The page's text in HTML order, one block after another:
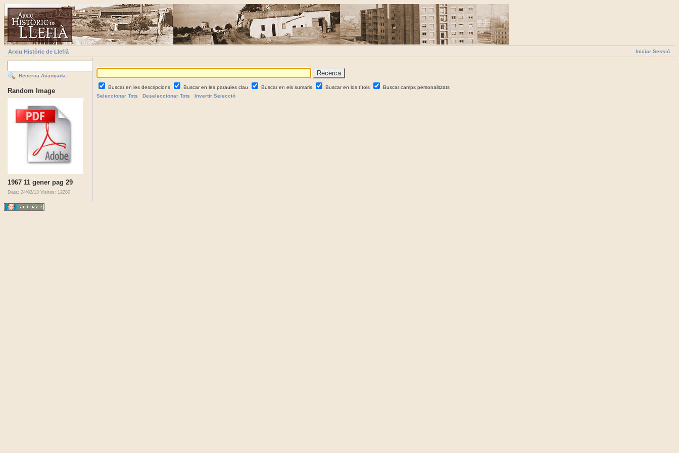
Iniciar Sessió
Arxiu Històric de Llefià
Recerca Avançada
Random Image
1967 11 gener pag 29
Data: 24/02/13 Visites: 12280
Buscar en les descripcions Buscar en les paraules clau Buscar en els sumaris Buscar en los títols
Buscar camps personalitzats
Seleccionar Tots
Deseleccionar Tots Invertir Selecció